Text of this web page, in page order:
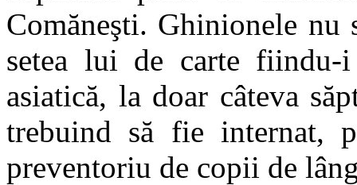
Comăneşti. Ghinionele nu
setea lui de carte
asiatică, la doar câteva
trebuind să fie internat,
preventoriu de copii de